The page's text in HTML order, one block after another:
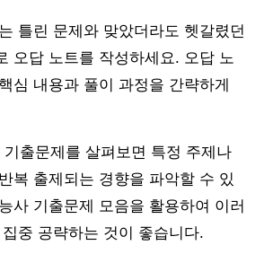
틀린 문제와 맞았더라도 헷갈렸던
오답 노트를 작성하세요. 오답 노
심 내용과 풀이 과정을 간략하게
기출문제를 살펴보면 특정 주제나
복 출제되는 경향을 파악할 수 있
사 기출문제 모음을 활용하여 이러
중 공략하는 것이 좋습니다.